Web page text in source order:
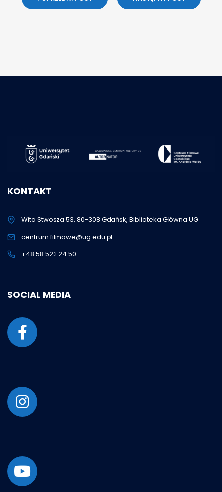
KONTAKT
Wita Stwosza 53, 80-308 Gdańsk, Biblioteka Główna UG
centrum.filmowe@ug.edu.pl
+48 58 523 24 50
SOCIAL MEDIA